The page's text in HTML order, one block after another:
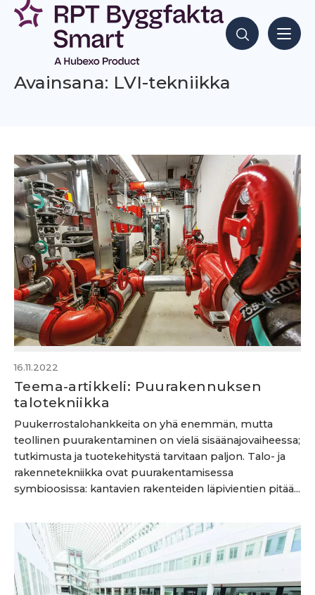
Siirry
sisältöön
Hae sisältöjä
Avainsana: LVI-tekniikka
16.11.2022
Teema-artikkeli: Puurakennuksen
talotekniikka
Puukerrostalohankkeita on yhä enemmän, mutta
teollinen puurakentaminen on vielä sisäänajovaiheessa;
tutkimusta ja tuotekehitystä tarvitaan paljon. Talo- ja
rakennetekniikka ovat puurakentamisessa
symbioosissa: kantavien rakenteiden läpivientien pitää...